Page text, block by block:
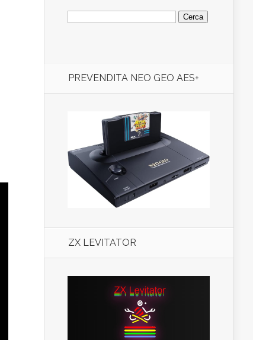
Ricerca
per:
PREVENDITA NEO GEO AES+
ZX LEVITATOR